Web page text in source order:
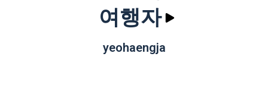
여행자
yeohaengja